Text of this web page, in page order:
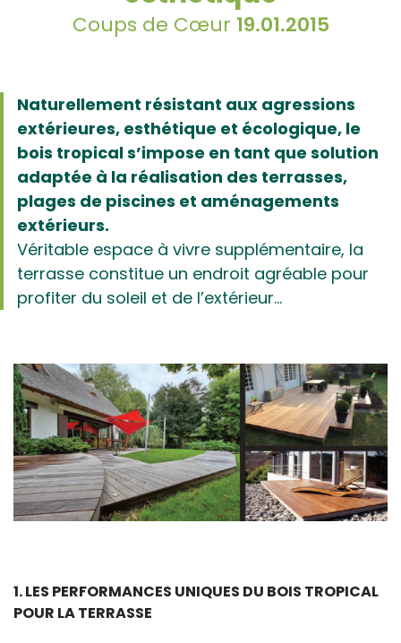
Coups de Cœur 19.01.2015
Naturellement résistant aux agressions
extérieures, esthétique et écologique, le
bois tropical s’impose en tant que solution
adaptée à la réalisation des terrasses,
plages de piscines et aménagements
extérieurs.
Véritable espace à vivre supplémentaire, la
terrasse constitue un endroit agréable pour
profiter du soleil et de l’extérieur...
1. LES PERFORMANCES UNIQUES DU BOIS TROPICAL
POUR LA TERRASSE